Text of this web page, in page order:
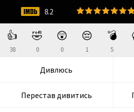
👍
38
🤣
0
😲
0
😔
1
💣
5
Дивлюсь
Перестав дивитись
8.2